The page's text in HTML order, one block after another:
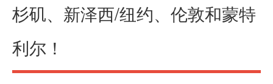
杉矶、新泽西/纽约、伦敦和蒙特
利尔！